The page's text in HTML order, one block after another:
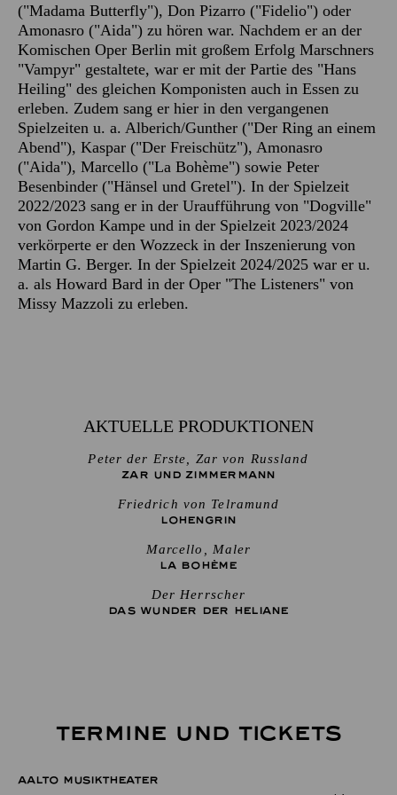
("Madama Butterfly"), Don Pizarro ("Fidelio") oder
Amonasro ("Aida") zu hören war. Nachdem er an der
Komischen Oper Berlin mit großem Erfolg Marschners
"Vampyr" gestaltete, war er mit der Partie des "Hans
Heiling" des gleichen Komponisten auch in Essen zu
erleben. Zudem sang er hier in den vergangenen
Spielzeiten u. a. Alberich/Gunther ("Der Ring an einem
Abend"), Kaspar ("Der Freischütz"), Amonasro
("Aida"), Marcello ("La Bohème") sowie Peter
Besenbinder ("Hänsel und Gretel"). In der Spielzeit
2022/2023 sang er in der Uraufführung von "Dogville"
von Gordon Kampe und in der Spielzeit 2023/2024
verkörperte er den Wozzeck in der Inszenierung von
Martin G. Berger. In der Spielzeit 2024/2025 war er u.
a. als Howard Bard in der Oper "The Listeners" von
Missy Mazzoli zu erleben.
AKTUELLE PRODUKTIONEN
Peter der Erste, Zar von Russland
ZAR UND ZIMMERMANN
Friedrich von Telramund
LOHENGRIN
Marcello, Maler
LA BOHÈME
Der Herrscher
DAS WUNDER DER HELIANE
TERMINE UND TICKETS
AALTO MUSIKTHEATER